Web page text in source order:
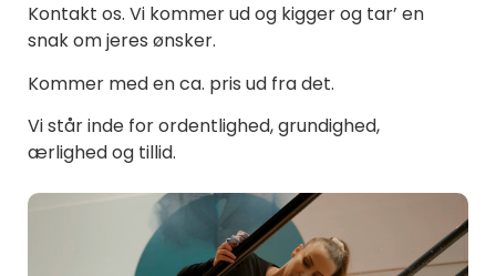
Kontakt os. Vi kommer ud og kigger og tar’ en
snak om jeres ønsker.
Kommer med en ca. pris ud fra det.
Vi står inde for ordentlighed, grundighed,
ærlighed og tillid.